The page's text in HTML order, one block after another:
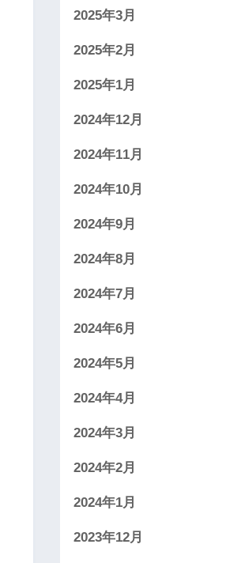
2025年3月
2025年2月
2025年1月
2024年12月
2024年11月
2024年10月
2024年9月
2024年8月
2024年7月
2024年6月
2024年5月
2024年4月
2024年3月
2024年2月
2024年1月
2023年12月